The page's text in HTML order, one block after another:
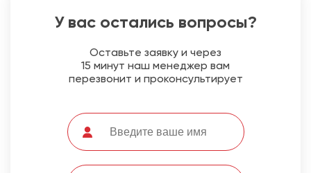
У вас остались вопросы?
Оставьте заявку и через
15 минут наш менеджер вам
перезвонит и проконсультирует